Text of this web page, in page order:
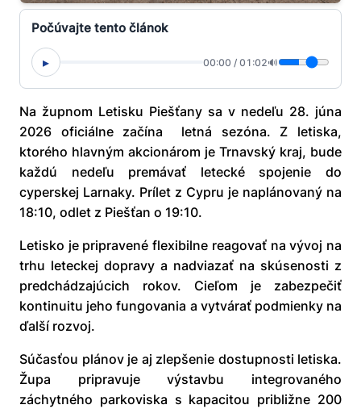
Počúvajte tento článok
▸ 00:00 / 01:02🔊
Na župnom Letisku Piešťany sa v nedeľu 28. júna
2026 oficiálne začína letná sezóna. Z letiska,
ktorého hlavným akcionárom je Trnavský kraj, bude
každú nedeľu premávať letecké spojenie do
cyperskej Larnaky. Prílet z Cypru je naplánovaný na
18:10, odlet z Piešťan o 19:10.
Letisko je pripravené flexibilne reagovať na vývoj na
trhu leteckej dopravy a nadviazať na skúsenosti z
predchádzajúcich rokov. Cieľom je zabezpečiť
kontinuitu jeho fungovania a vytvárať podmienky na
ďalší rozvoj.
Súčasťou plánov je aj zlepšenie dostupnosti letiska.
Župa pripravuje výstavbu integrovaného
záchytného parkoviska s kapacitou približne 200